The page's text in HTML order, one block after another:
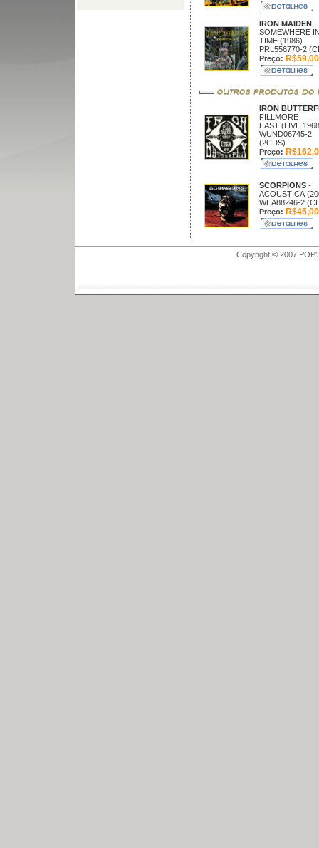
IRON MAIDEN -
SOMEWHERE
TIME (1986)
PRL556770-2
Preço: R$59,00
IRON
FILLMORE
EAST (LIVE
WUND06745-2
(2CDS)
Preço:
SCORPIONS -
ACOUSTICA
WEA88246-2
Preço: R$45,00
Copyright © 2007